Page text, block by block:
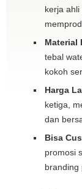
kerja
Material
tebal
kokoh
Harga
ketiga,
dan
Bisa
promosi
branding